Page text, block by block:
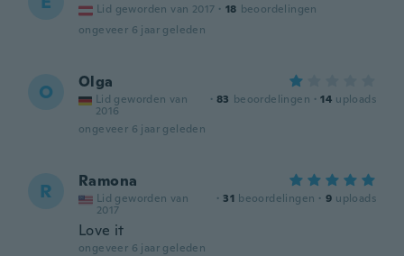
Lid geworden van 2017 · 18 beoordelingen
ongeveer 6 jaar geleden
O Olga
Lid geworden van
2016
· 83 beoordelingen · 14 uploads
ongeveer 6 jaar geleden
R Ramona
Lid geworden van
2017
· 31 beoordelingen · 9 uploads
Love it
ongeveer 6 jaar geleden